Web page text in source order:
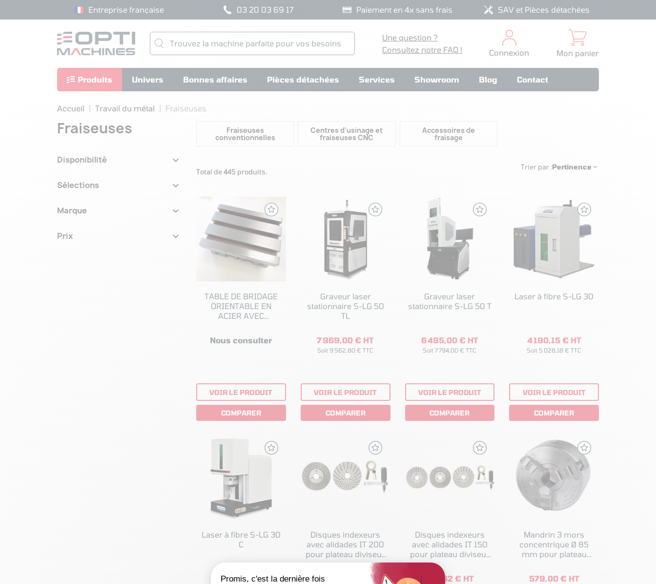
Entreprise française 03 20 03 69 17 Paiement en 4x sans frais SAV et Pièces détachées
Une question ?
Consultez notre FAQ !
Connexion Mon panier
Produits Univers Bonnes affaires Pièces détachées Services Showroom Blog Contact
Accueil Travail du métal Fraiseuses
Fraiseuses
Disponibilité 
Sélections 
Marque 
Prix 
Fraiseuses
conventionnelles
Centres d'usinage et
fraiseuses CNC
Accessoires de
fraisage
Total de 445 produits.
Trier par :Pertinence 
TABLE DE BRIDAGE
ORIENTABLE EN
ACIER AVEC
Nous consulter
VOIR LE PRODUIT
COMPARER
Graveur laser
stationnaire S-LG 50
TL
7 969,00 € HT
Soit 9 562,80 € TTC
VOIR LE PRODUIT
COMPARER
Graveur laser
stationnaire S-LG 50 T
6 495,00 € HT
Soit 7 794,00 € TTC
VOIR LE PRODUIT
COMPARER
Laser à fibre S-LG 30
4 190,15 € HT
Soit 5 028,18 € TTC
VOIR LE PRODUIT
COMPARER
Laser à fibre S-LG 30
C
4 714,05 € HT
Disques indexeurs
avec alidades IT 200
pour plateau diviseur
RT200 et RTU165
189,00 € HT
Disques indexeurs
avec alidades IT 150
pour plateau diviseur
RT100/RT150
138,62 € HT
Mandrin 3 mors
concentrique Ø 85
mm pour plateau
Optimum
579,00 € HT